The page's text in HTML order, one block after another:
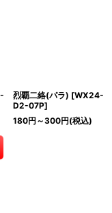
烈覇二絡(パラ) [WX24-
D2-07P]
180円 ～300円(税込)